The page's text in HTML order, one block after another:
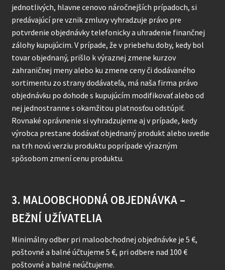
jednotlivých, hlavne cenovo náročnejších prípadoch, si
predávajúcí pre vznik zmluvy vyhradzuje právo pre
potvrdenie objednávky telefonicky a uhradenie finančnej
zálohy kupujúcim. V prípade, že v priebehu doby, kedy bol
tovar objednaný, prišlo k výraznej zmene kurzov
zahraničnej meny alebo ku zmene ceny či dodávaného
sortimentu zo strany dodávateľa, má naša firma právo
objednávku po dohode s kupujúcím modifikovať alebo od
nej jednostranne s okamžitou platnosťou odstúpiť.
Rovnaké oprávnenie si vyhradzujeme aj v prípade, kedy
výrobca prestane dodávať objednaný produkt alebo uvedie
na trh novú verziu produktu poprípade výrazným
spôsobom zmení cenu produktu.
3. MALOOBCHODNÁ OBJEDNÁVKA –
BEŽNÍ UŽÍVATELIA
Minimálny odber pri maloobchodnej objednávke je 5 €,
poštovné a balné účtujeme 5 €, pri odbere nad 100 €
poštovné a balné neúčtujeme.